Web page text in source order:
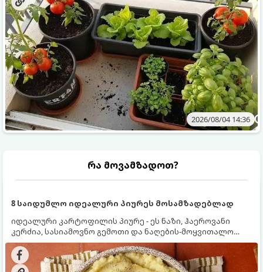
2026/08/04 14:36
რა მოვამზადოთ?
8 საიდუმლო იდეალური პიურეს მოსამზადებლად
იდეალური კარტოფილის პიურე - ეს ნაზი, ჰაეროვანი
კერძია, სასიამოვნო გემოთი და ნაღების-მოყვითალო
ფერით. მისი მომზადება ძალიან მარტივია, მაგრამ
არსებობს რამდენიმე საიდუმლო, რომლებიც უნდა
იცოდეთ, რომ პიურე იდეალურად გემრიელი გამოვიდეს.